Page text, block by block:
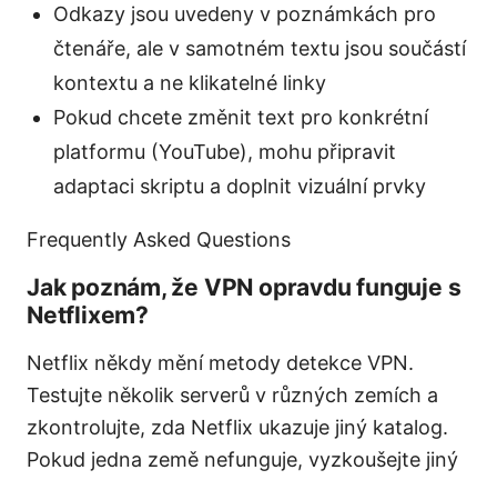
Odkazy jsou uvedeny v poznámkách pro
čtenáře, ale v samotném textu jsou součástí
kontextu a ne klikatelné linky
Pokud chcete změnit text pro konkrétní
platformu (YouTube), mohu připravit
adaptaci skriptu a doplnit vizuální prvky
Frequently Asked Questions
Jak poznám, že VPN opravdu funguje s
Netflixem?
Netflix někdy mění metody detekce VPN.
Testujte několik serverů v různých zemích a
zkontrolujte, zda Netflix ukazuje jiný katalog.
Pokud jedna země nefunguje, vyzkoušejte jiný